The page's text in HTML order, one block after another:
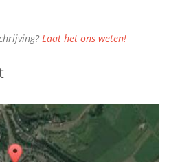
Laat het ons weten!